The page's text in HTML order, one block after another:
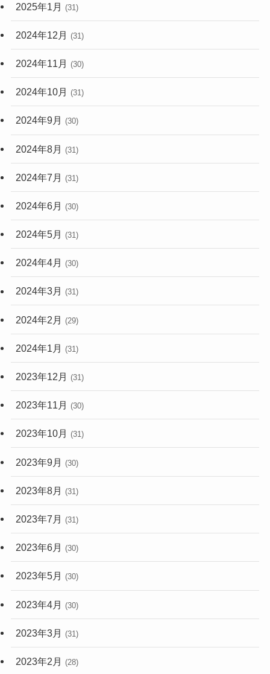
2025年1月 (31)
2024年12月 (31)
2024年11月 (30)
2024年10月 (31)
2024年9月 (30)
2024年8月 (31)
2024年7月 (31)
2024年6月 (30)
2024年5月 (31)
2024年4月 (30)
2024年3月 (31)
2024年2月 (29)
2024年1月 (31)
2023年12月 (31)
2023年11月 (30)
2023年10月 (31)
2023年9月 (30)
2023年8月 (31)
2023年7月 (31)
2023年6月 (30)
2023年5月 (30)
2023年4月 (30)
2023年3月 (31)
2023年2月 (28)